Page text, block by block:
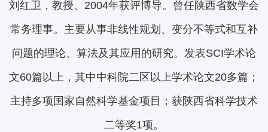
刘红卫，教授、2004年获评博导。曾任陕西省数学会
常务理事。主要从事非线性规划、变分不等式和互补
问题的理论、算法及其应用的研究。发表SCI学术论
文60篇以上，其中中科院二区以上学术论文20多篇；
主持多项国家自然科学基金项目；获陕西省科学技术
二等奖1项。